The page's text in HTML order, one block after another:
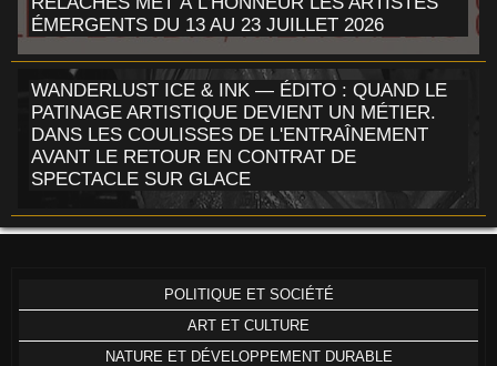
ÉMERGENTS DU 13 AU 23 JUILLET 2026
WANDERLUST ICE & INK — ÉDITO : QUAND LE
PATINAGE ARTISTIQUE DEVIENT UN MÉTIER.
DANS LES COULISSES DE L'ENTRAÎNEMENT
AVANT LE RETOUR EN CONTRAT DE
SPECTACLE SUR GLACE
POLITIQUE ET SOCIÉTÉ
ART ET CULTURE
NATURE ET DÉVELOPPEMENT DURABLE